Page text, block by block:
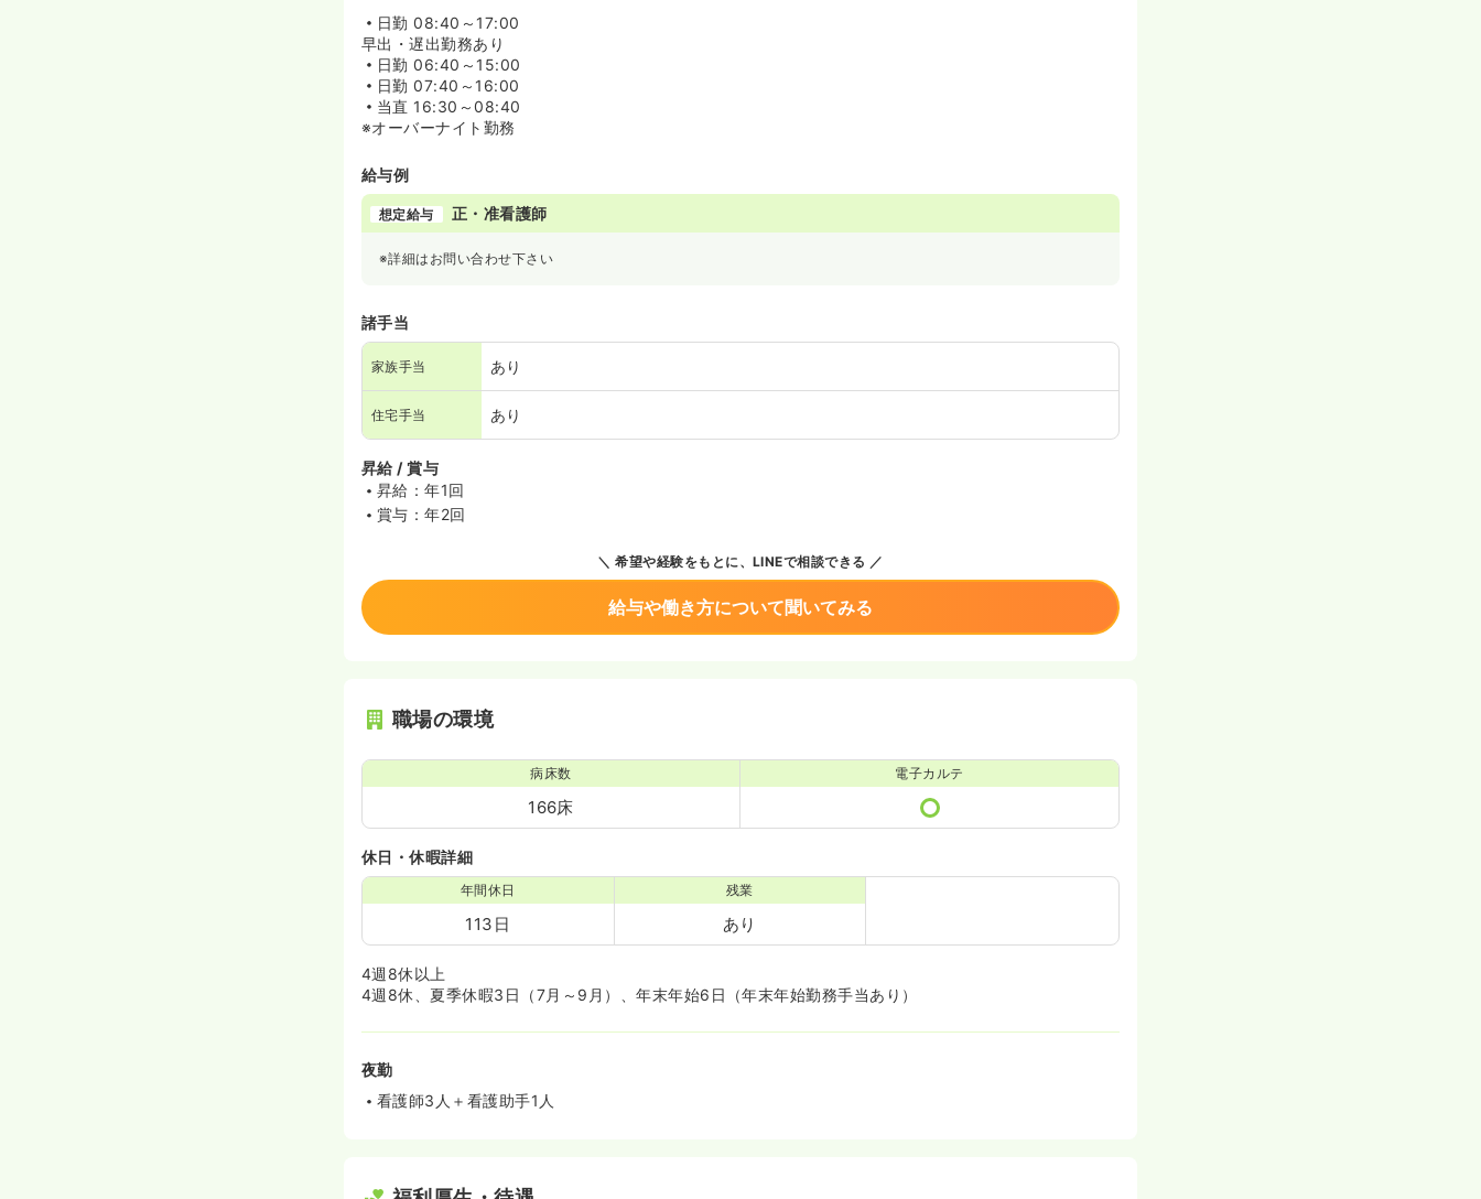
日勤 08:40～17:00
早出・遅出勤務あり
日勤 06:40～15:00
日勤 07:40～16:00
当直 16:30～08:40
※オーバーナイト勤務
給与例
想定給与 正・准看護師
※詳細はお問い合わせ下さい
諸手当
家族手当 あり
住宅手当 あり
昇給 / 賞与
昇給：年1回
賞与：年2回
希望や経験をもとに、LINEで相談できる
給与や働き方について聞いてみる
職場の環境
病床数
166床
電子カルテ
休日・休暇詳細
年間休日
113日
残業
あり
4週8休以上
4週8休、夏季休暇3日（7月～9月）、年末年始6日（年末年始勤務手当あり）
夜勤
看護師3人＋看護助手1人